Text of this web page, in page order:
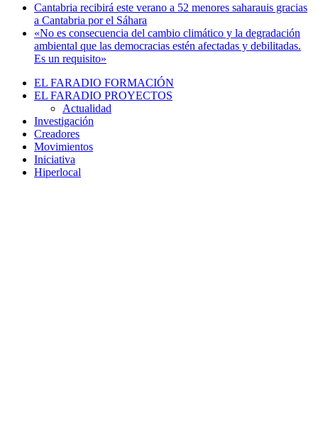
Cantabria recibirá este verano a 52 menores saharauis gracias
a Cantabria por el Sáhara
«No es consecuencia del cambio climático y la degradación
ambiental que las democracias estén afectadas y debilitadas.
Es un requisito»
EL FARADIO FORMACIÓN
EL FARADIO PROYECTOS
Actualidad
Investigación
Creadores
Movimientos
Iniciativa
Hiperlocal